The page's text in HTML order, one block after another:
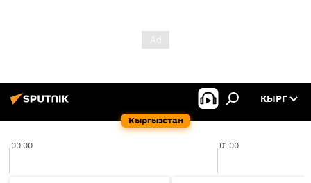
Кыргызстан
КЫРГ
00:00 01:00